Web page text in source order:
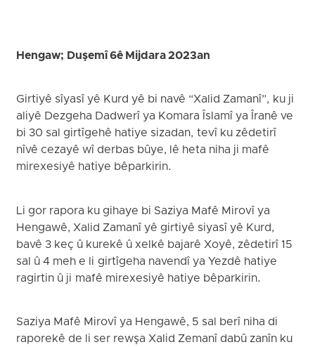
Hengaw; Duşemî 6ê Mijdara 2023an
Girtiyê sîyasî yê Kurd yê bi navê “Xalid Zamanî”, ku ji
aliyê Dezgeha Dadwerî ya Komara Îslamî ya Îranê ve
bi 30 sal girtîgehê hatiye sizadan, tevî ku zêdetirî
nîvê cezayê wî derbas bûye, lê heta niha ji mafê
mirexesiyê hatiye bêparkirin.
Li gor rapora ku gihaye bi Saziya Mafê Mirovî ya
Hengawê, Xalid Zamanî yê girtiyê siyasî yê Kurd,
bavê 3 keç û kurekê û xelkê bajarê Xoyê, zêdetirî 15
sal û 4 meh e li girtîgeha navendî ya Yezdê hatiye
ragirtin û ji mafê mirexesiyê hatiye bêparkirin.
Saziya Mafê Mirovî ya Hengawê, 5 sal berî niha di
raporekê de li ser rewşa Xalid Zemanî dabû zanîn ku